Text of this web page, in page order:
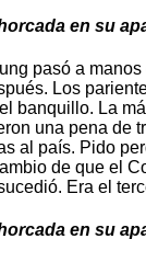
en su
pasó a
Los
La
una pena de
al país. Pido
de que el
Era el
en su